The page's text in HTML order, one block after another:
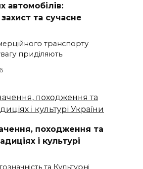
автомобілів:
та сучасне
транспорту
приділяють
походження та
і культурі
та Культурні